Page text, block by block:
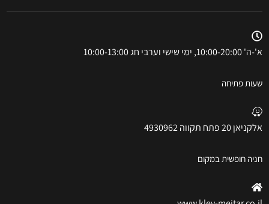
א'-ה' 10:00-20:00, ימי שישי וערבי חג 10:00-13:00
שעות פתיחה
אלקניאן 20 פתח תקווה 4930962
חניה חופשית במקום